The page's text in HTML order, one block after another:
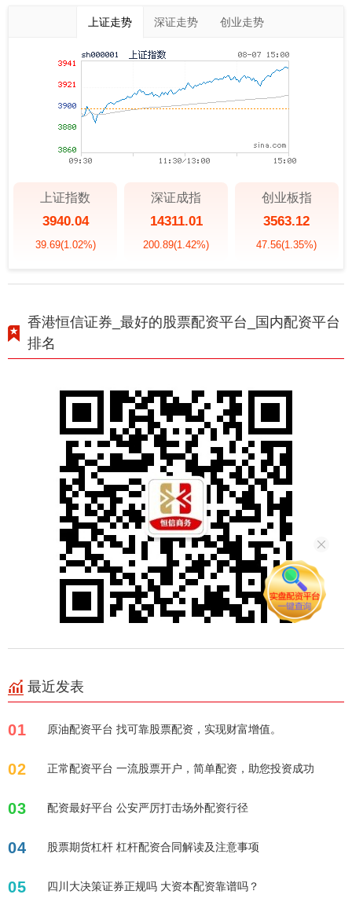
上证走势 深证走势 创业走势
上证指数
3940.04
39.69(1.02%)
深证成指
14311.01
200.89(1.42%)
创业板指
3563.12
47.56(1.35%)
香港恒信证券_最好的股票配资平台_国内配资平台
排名
最近发表
01 原油配资平台 找可靠股票配资，实现财富增值。
02 正常配资平台 一流股票开户，简单配资，助您投资成功
03 配资最好平台 公安严厉打击场外配资行径
04 股票期货杠杆 杠杆配资合同解读及注意事项
05 四川大决策证券正规吗 大资本配资靠谱吗？